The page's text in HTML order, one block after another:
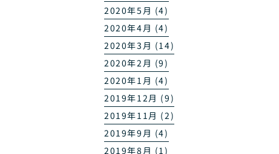
2020年5月 (4)
2020年4月 (4)
2020年3月 (14)
2020年2月 (9)
2020年1月 (4)
2019年12月 (9)
2019年11月 (2)
2019年9月 (4)
2019年8月 (1)